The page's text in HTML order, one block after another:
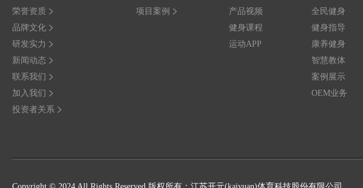
荣誉资质
品牌文化
研发实力
新闻动态
联系我们
加入我们
投资者关系
项目案例
产品视频
健身课程
运动APP
全民健身
健身指导
康养健身
智慧教体
案例展示
OEM业务